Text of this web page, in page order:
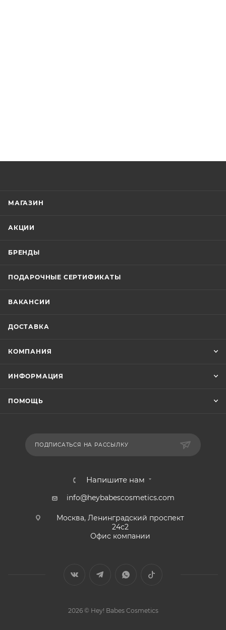
МАГАЗИН
АКЦИИ
БРЕНДЫ
ПОДАРОЧНЫЕ СЕРТИФИКАТЫ
ВАКАНСИИ
ДОСТАВКА
КОМПАНИЯ
ИНФОРМАЦИЯ
ПОМОЩЬ
ПОДПИСАТЬСЯ НА РАССЫЛКУ
Напишите нам
info@heybabescosmetics.com
Москва, Ленинградский проспект
24с2
Офис компании
2026 © Hey! Babes Cosmetics